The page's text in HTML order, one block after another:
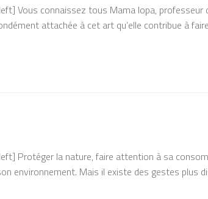
Vous connaissez tous Mama Iopa,
attachée à cet art qu’elle contribue à
Protéger la nature, faire attention à sa
environnement. Mais il existe des gestes plus